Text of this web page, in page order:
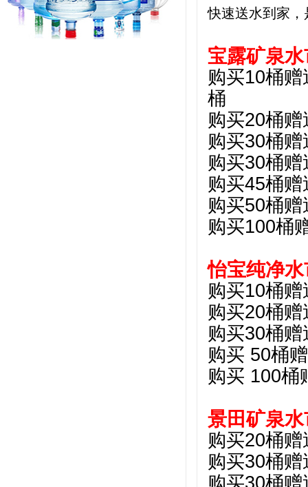
快速送水到家
宝露矿泉水
购买10桶赠
购买20桶赠
购买30桶
购买30桶
购买45桶
购买50桶
购买100桶
怡宝纯净水
购买10桶赠
购买20桶赠
购买30桶赠
购买 50桶
购买 100桶
景田矿泉水
购买20桶赠
购买30桶赠
购买30桶